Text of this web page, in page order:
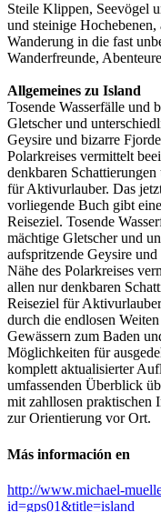
Steile Klippen, Seevögel
und steinige
Wanderung in die fast
Wanderfreunde,
Allgemeines zu Island
Tosende Wasserfälle und
Gletscher und
Geysire und bizarre
Polarkreises vermittelt
denkbaren
für Aktivurlauber. Das
vorliegende Buch gibt
Reiseziel. Tosende
mächtige Gletscher und
aufspritzende Geysire
Nähe des Polarkreises
allen nur denkbaren
Reiseziel für
durch die endlosen
Gewässern zum Baden
Möglichkeiten für
komplett aktualisierter
umfassenden Überblick
mit zahllosen praktischen
zur Orientierung vor Ort.
Más información en
http://www.michael-
id=gps01&title=island